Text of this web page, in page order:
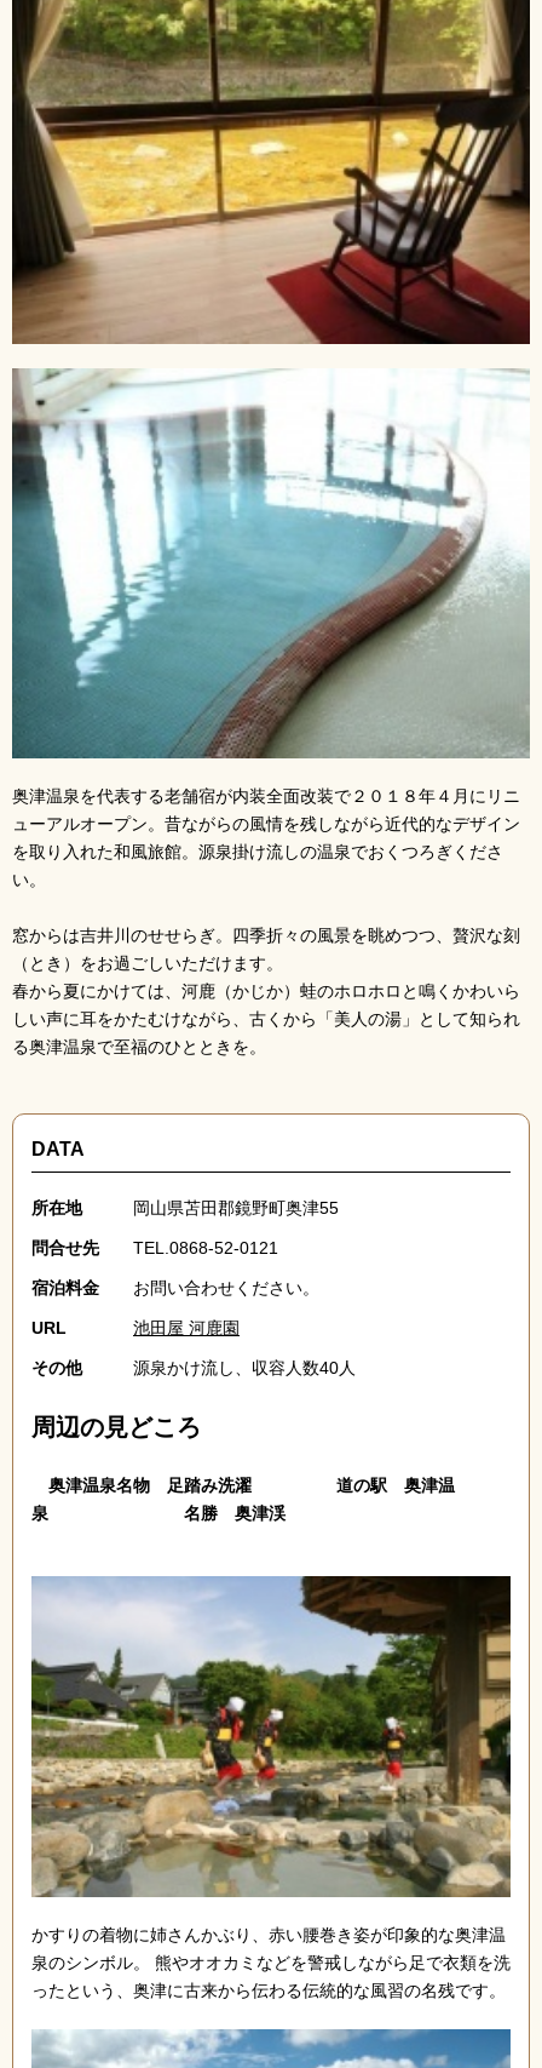
奥津温泉を代表する老舗宿が内装全面改装で２０１８年４月にリニ
ューアルオープン。昔ながらの風情を残しながら近代的なデザイン
を取り入れた和風旅館。源泉掛け流しの温泉でおくつろぎくださ
い。
窓からは吉井川のせせらぎ。四季折々の風景を眺めつつ、贅沢な刻
（とき）をお過ごしいただけます。
春から夏にかけては、河鹿（かじか）蛙のホロホロと鳴くかわいら
しい声に耳をかたむけながら、古くから「美人の湯」として知られ
る奥津温泉で至福のひとときを。
DATA
所在地 岡山県苫田郡鏡野町奥津55
問合せ先 TEL.0868-52-0121
宿泊料金 お問い合わせください。
URL 池田屋 河鹿園
その他 源泉かけ流し、収容人数40人
周辺の見どころ
奥津温泉名物 足踏み洗濯 道の駅 奥津温
泉 名勝 奥津渓
かすりの着物に姉さんかぶり、赤い腰巻き姿が印象的な奥津温
泉のシンボル。 熊やオオカミなどを警戒しながら足で衣類を洗
ったという、奥津に古来から伝わる伝統的な風習の名残です。